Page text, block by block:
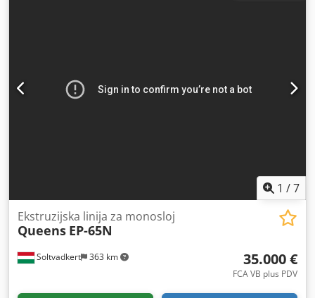
težinom Radno vrijeme: 10 sati Dkedpfx Amjzr Hz Ajger
OPREMA Komora za punjenje Bunker za doziranje
1 /7
Soltvadkert 363 km
Ekstruzijska linija za monosloj
Queens EP-65N
35.000 €
FCA VB plus PDV